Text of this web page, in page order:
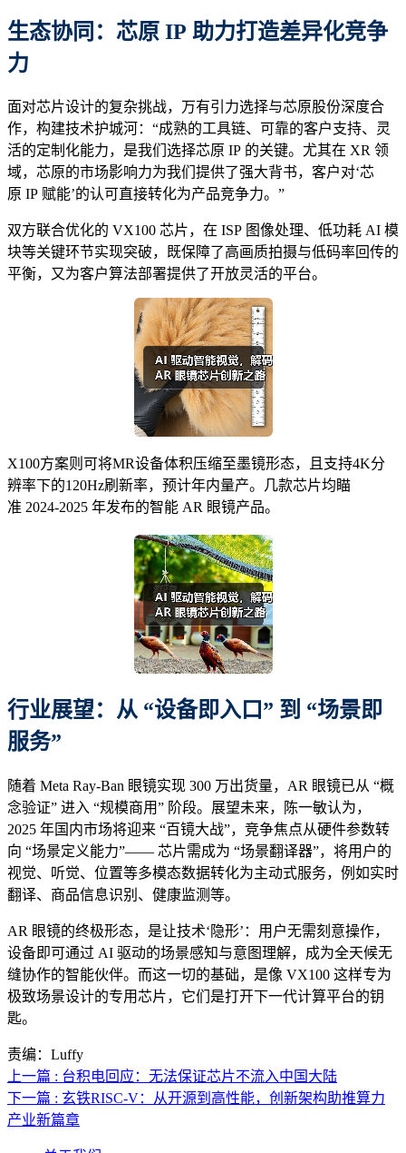
生态协同： 芯原 IP 助力打造差异化竞争
力
面对芯片设计的复杂挑战，万有引力选择与芯原股份深度合
作，构建技术护城河：“成熟的工具链、可靠的客户支持、灵
活的定制化能力，是我们选择芯原 IP 的关键。尤其在 XR 领
域，芯原的市场影响力为我们提供了强大背书，客户对‘芯
原 IP 赋能’的认可直接转化为产品竞争力。”
双方联合优化的 VX100 芯片，在 ISP 图像处理、低功耗 AI 模
块等关键环节实现突破，既保障了高画质拍摄与低码率回传的
平衡，又为客户算法部署提供了开放灵活的平台。
X100方案则可将MR设备体积压缩至墨镜形态，且支持4K分
辨率下的120Hz刷新率，预计年内量产。几款芯片均瞄
准 2024-2025 年发布的智能 AR 眼镜产品。
行业展望：从 “设备即入口” 到 “场景即
服务”
随着 Meta Ray-Ban 眼镜实现 300 万出货量，AR 眼镜已从 “概
念验证” 进入 “规模商用” 阶段。展望未来，陈一敏认为，
2025 年国内市场将迎来 “百镜大战”，竞争焦点从硬件参数转
向 “场景定义能力”—— 芯片需成为 “场景翻译器”，将用户的
视觉、听觉、位置等多模态数据转化为主动式服务，例如实时
翻译、商品信息识别、健康监测等。
AR 眼镜的终极形态，是让技术‘隐形’：用户无需刻意操作，
设备即可通过 AI 驱动的场景感知与意图理解，成为全天候无
缝协作的智能伙伴。而这一切的基础，是像 VX100 这样专为
极致场景设计的专用芯片，它们是打开下一代计算平台的钥
匙。
责编：Luffy
上一篇 : 台积电回应：无法保证芯片不流入中国大陆
下一篇 : 玄铁RISC-V：从开源到高性能，创新架构助推算力
产业新篇章